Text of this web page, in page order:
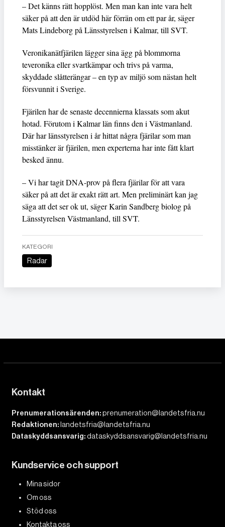
– Det känns rätt hopplöst. Men man kan inte vara helt
säker på att den är utdöd här förrän om ett par år, säger
Mats Lindeborg på Länsstyrelsen i Kalmar, till SVT.
Veronikanätfjärilen lägger sina ägg på blommorna
teveronika eller svartkämpar och trivs på varma,
skyddade slåtterängar – en typ av miljö som nästan helt
försvunnit i Sverige.
Fjärilen har de senaste decennierna klassats som akut
hotad. Förutom i Kalmar län finns den i Västmanland.
Där har länsstyrelsen i år hittat några fjärilar som man
misstänker är fjärilen, men experterna har inte fått klart
besked ännu.
– Vi har tagit DNA-prov på flera fjärilar för att vara
säker på att det är exakt rätt art. Men preliminärt kan jag
säga att det ser ok ut, säger Karin Sandberg biolog på
Länsstyrelsen Västmanland, till SVT.
KATEGORI
Radar
Kontakt
Prenumerationsärenden:prenumeration@landetsfria.nu
Redaktionen: landetsfria@landetsfria.nu
Dataskyddsansvarig:dataskyddsansvarig@landetsfria.nu
Kundservice och support
Mina sidor
Om oss
Stöd oss
Kontakta oss